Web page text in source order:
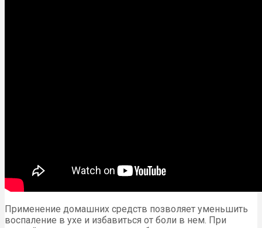
Применение домашних средств позволяет уменьшить
воспаление в ухе и избавиться от боли в нем. При